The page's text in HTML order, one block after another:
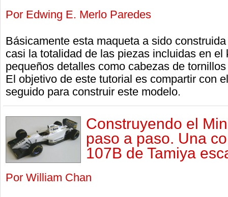
Por Edwing E. Merlo Paredes
Básicamente esta maqueta a sido
casi la totalidad de las piezas incluidas en el
pequeños detalles como cabezas de
El objetivo de este tutorial es compartir con
seguido para construir este modelo.
Construyendo el
paso a paso. Una
107B de Tamiya
Por William Chan